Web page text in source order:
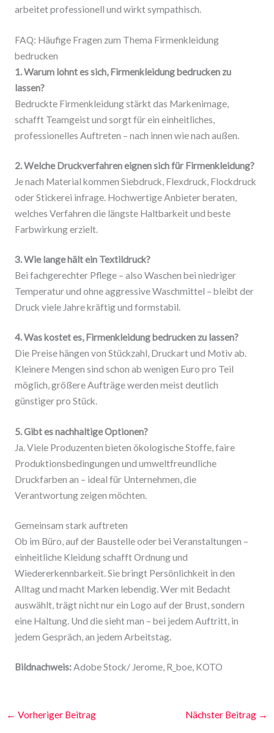
arbeitet professionell und wirkt sympathisch.
FAQ: Häufige Fragen zum Thema Firmenkleidung
bedrucken
1. Warum lohnt es sich, Firmenkleidung bedrucken zu
lassen?
Bedruckte Firmenkleidung stärkt das Markenimage,
schafft Teamgeist und sorgt für ein einheitliches,
professionelles Auftreten – nach innen wie nach außen.
2. Welche Druckverfahren eignen sich für Firmenkleidung?
Je nach Material kommen Siebdruck, Flexdruck, Flockdruck
oder Stickerei infrage. Hochwertige Anbieter beraten,
welches Verfahren die längste Haltbarkeit und beste
Farbwirkung erzielt.
3. Wie lange hält ein Textildruck?
Bei fachgerechter Pflege – also Waschen bei niedriger
Temperatur und ohne aggressive Waschmittel – bleibt der
Druck viele Jahre kräftig und formstabil.
4. Was kostet es, Firmenkleidung bedrucken zu lassen?
Die Preise hängen von Stückzahl, Druckart und Motiv ab.
Kleinere Mengen sind schon ab wenigen Euro pro Teil
möglich, größere Aufträge werden meist deutlich
günstiger pro Stück.
5. Gibt es nachhaltige Optionen?
Ja. Viele Produzenten bieten ökologische Stoffe, faire
Produktionsbedingungen und umweltfreundliche
Druckfarben an – ideal für Unternehmen, die
Verantwortung zeigen möchten.
Gemeinsam stark auftreten
Ob im Büro, auf der Baustelle oder bei Veranstaltungen –
einheitliche Kleidung schafft Ordnung und
Wiedererkennbarkeit. Sie bringt Persönlichkeit in den
Alltag und macht Marken lebendig. Wer mit Bedacht
auswählt, trägt nicht nur ein Logo auf der Brust, sondern
eine Haltung. Und die sieht man – bei jedem Auftritt, in
jedem Gespräch, an jedem Arbeitstag.
Bildnachweis:Adobe Stock/ Jerome, R_boe, KOTO
← Vorheriger Beitrag Nächster Beitrag →